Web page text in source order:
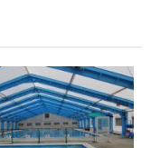
れば不便です。